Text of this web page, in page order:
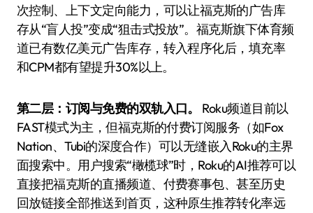
次控制、上下文定向能力，可以让福克斯的广告库
存从“盲人投”变成“狙击式投放”。福克斯旗下体育频
道已有数亿美元广告库存，转入程序化后，填充率
和CPM都有望提升30%以上。
第二层：订阅与免费的双轨入口。
Roku频道目前以
FAST模式为主，但福克斯的付费订阅服务（如Fox
Nation、Tubi的深度合作）可以无缝嵌入Roku的主界
面搜索中。用户搜索“橄榄球”时，Roku的AI推荐可以
直接把福克斯的直播频道、付费赛事包、甚至历史
回放链接全部推送到首页，这种原生推荐转化率远